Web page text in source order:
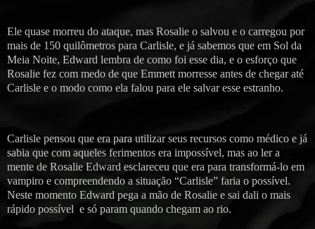
Ele quase morreu do ataque, mas Rosalie o salvou e o carregou por
mais de 150 quilômetros para Carlisle, e já sabemos que em Sol da
Meia Noite, Edward lembra de como foi esse dia, e o esforço que
Rosalie fez com medo de que Emmett morresse antes de chegar até
Carlisle e o modo como ela falou para ele salvar esse estranho.
Carlisle pensou que era para utilizar seus recursos como médico e já
sabia que com aqueles ferimentos era impossível, mas ao ler a
mente de Rosalie Edward esclareceu que era para transformá-lo em
vampiro e compreendendo a situação “Carlisle” faria o possível.
Neste momento Edward pega a mão de Rosalie e sai dali o mais
rápido possível e só param quando chegam ao rio.